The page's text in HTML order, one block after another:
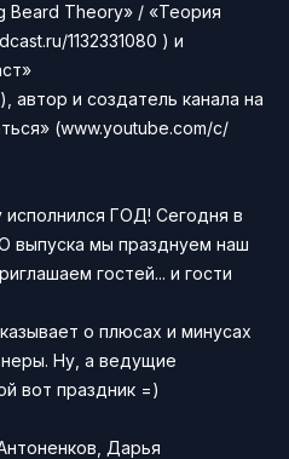
Beard Theory» / «Теория
1132331080 ) и
), автор и создатель канала на
(www.youtube.com/c/
исполнился ГОД! Сегодня в
мы празднуем наш
гостей... и гости
о плюсах и минусах
Ну, а ведущие
вот праздник =)
Дарья